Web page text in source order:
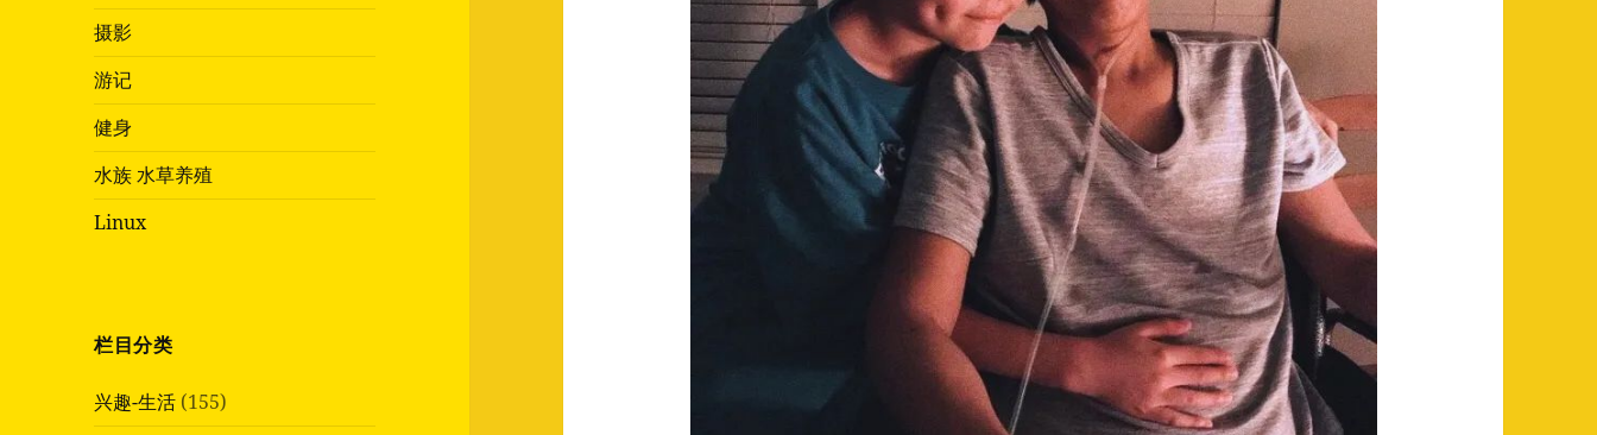
摄影
游记
健身
水族 水草养殖
Linux
栏目分类
兴趣-生活 (155)